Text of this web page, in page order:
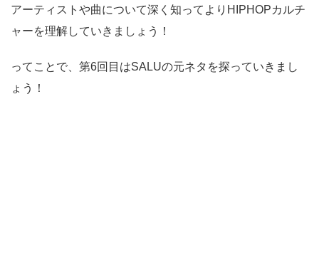
アーティストや曲について深く知ってよりHIPHOPカルチ
ャーを理解していきましょう！
ってことで、第6回目はSALUの元ネタを探っていきまし
ょう！